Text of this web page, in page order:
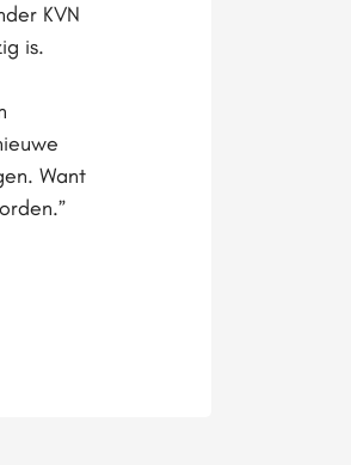
KVN
is.
Want